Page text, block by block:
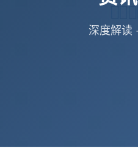
深度解读